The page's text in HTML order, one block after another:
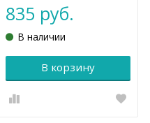
835 руб.
В наличии
В корзину